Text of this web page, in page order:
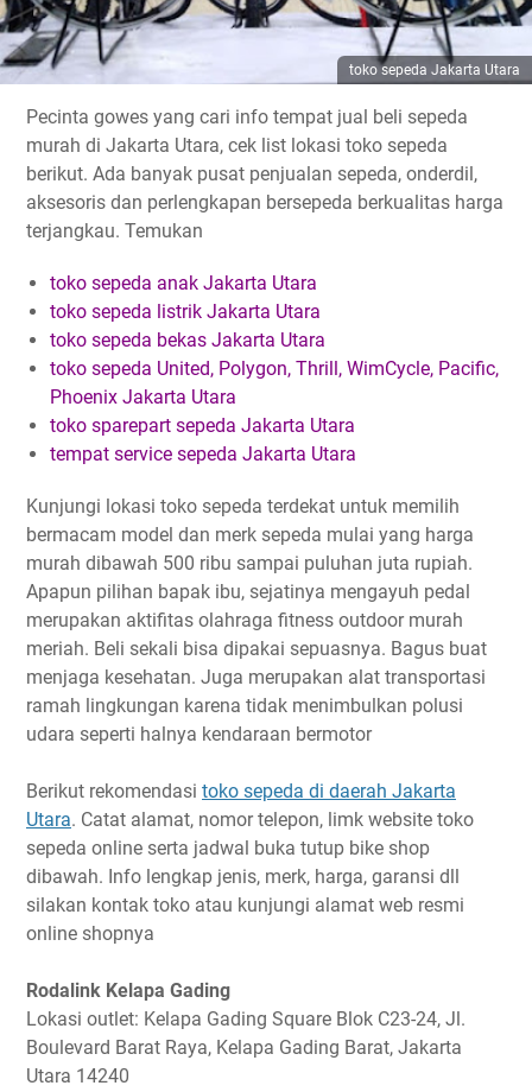
toko sepeda Jakarta Utara
Pecinta gowes yang cari info tempat jual beli sepeda
murah di Jakarta Utara, cek list lokasi toko sepeda
berikut. Ada banyak pusat penjualan sepeda, onderdil,
aksesoris dan perlengkapan bersepeda berkualitas harga
terjangkau. Temukan
toko sepeda anak Jakarta Utara
toko sepeda listrik Jakarta Utara
toko sepeda bekas Jakarta Utara
toko sepeda United, Polygon, Thrill, WimCycle, Pacific,
Phoenix Jakarta Utara
toko sparepart sepeda Jakarta Utara
tempat service sepeda Jakarta Utara
Kunjungi lokasi toko sepeda terdekat untuk memilih
bermacam model dan merk sepeda mulai yang harga
murah dibawah 500 ribu sampai puluhan juta rupiah.
Apapun pilihan bapak ibu, sejatinya mengayuh pedal
merupakan aktifitas olahraga fitness outdoor murah
meriah. Beli sekali bisa dipakai sepuasnya. Bagus buat
menjaga kesehatan. Juga merupakan alat transportasi
ramah lingkungan karena tidak menimbulkan polusi
udara seperti halnya kendaraan bermotor
Berikut rekomendasi toko sepeda di daerah Jakarta
Utara. Catat alamat, nomor telepon, limk website toko
sepeda online serta jadwal buka tutup bike shop
dibawah. Info lengkap jenis, merk, harga, garansi dll
silakan kontak toko atau kunjungi alamat web resmi
online shopnya
Rodalink Kelapa Gading
Lokasi outlet: Kelapa Gading Square Blok C23-24, Jl.
Boulevard Barat Raya, Kelapa Gading Barat, Jakarta
Utara 14240